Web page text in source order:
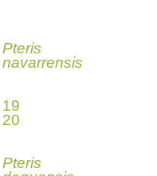
Pteris
navarrensis
19
20
Pteris